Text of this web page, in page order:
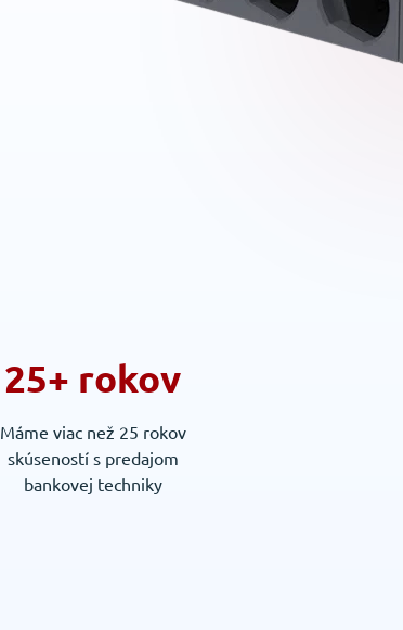
25+ rokov
Máme viac než 25 rokov
skúseností s predajom
bankovej techniky